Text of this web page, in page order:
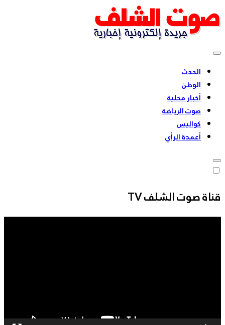
Skip
to
content
بشعار للحقيقة عنوان
الحدث
الوطن
أخبار محلية
صوت الرياضة
كواليس
أعمدة الرأي
قناة صوت الشلف TV